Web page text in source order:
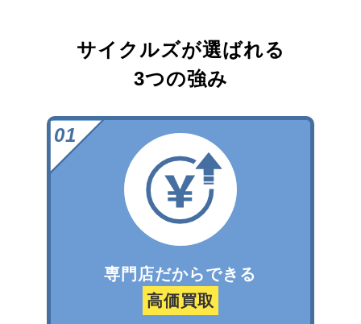
サイクルズが選ばれる
3つの強み
専門店だからできる
高価買取